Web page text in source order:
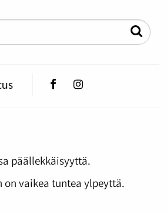
FacebookInstagram
päällekkäisyyttä.
vaikea tuntea ylpeyttä.